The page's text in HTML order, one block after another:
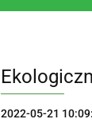
2022-05-21